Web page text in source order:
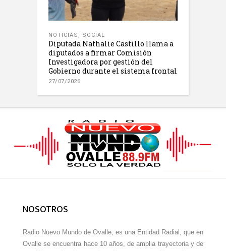
NOTICIAS , SOCIAL
Diputada Nathalie Castillo llama a
diputados a firmar Comisión
Investigadora por gestión del
Gobierno durante el sistema frontal
27/07/2026
NOSOTROS
Radio Nuevo Mundo de Ovalle, es una Entidad Radial, que en
Ovalle se encuentra hace 10 años, de amplia trayectoria y de